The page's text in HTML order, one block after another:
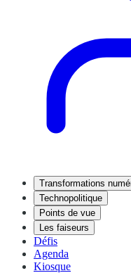
Transformations
Technopolitique
Points de vue
Les faiseurs
Défis
Agenda
Kiosque